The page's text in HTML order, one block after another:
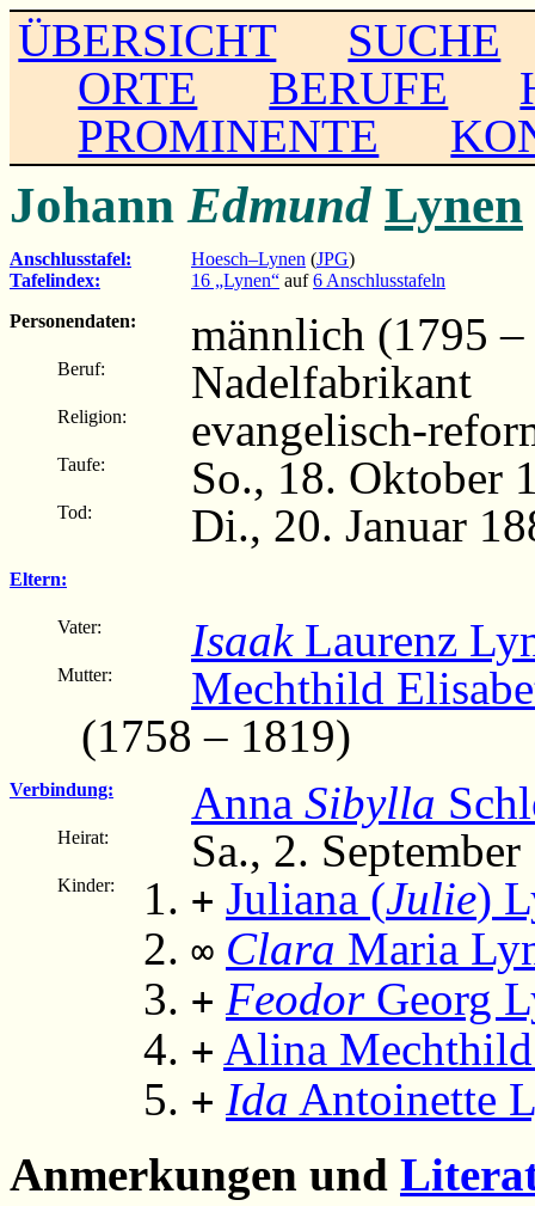
ÜBERSICHT
SUCHE
ORTE
BERUFE
PROMINENTE
Johann Edmund Lynen
Anschlusstafel: Hoesch–Lynen (JPG)
Tafelindex:
16 „Lynen“ auf6 Anschlusstafeln
Personendaten:
männlich (1795
Beruf: Nadelfabrikant
Religion: evangelisch-
Taufe: So., 18. Oktober
Tod: Di., 20. Januar
Eltern:
Vater: IsaakLaurenz
Mutter:
Mechthild
(1758 – 1819)
Verbindung: Anna Sibylla
Heirat: Sa., 2.
Kinder: + Juliana (Julie)
∞ Clara Maria
+ FeodorGeorg
+ Alina
+ Ida Antoinette
Anmerkungen und